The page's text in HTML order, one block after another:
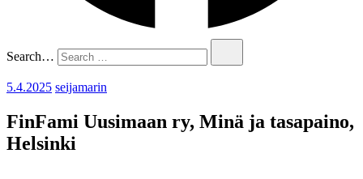
Search…
5.4.2025 seijamarin
FinFami Uusimaan ry, Minä ja tasapaino,
Helsinki